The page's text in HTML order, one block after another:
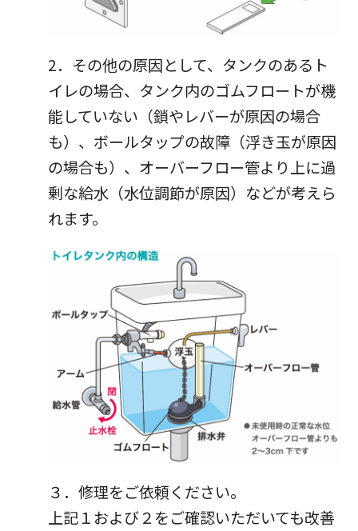
2．その他の原因として、タンクのあるト
イレの場合、タンク内のゴムフロートが機
能していない（鎖やレバーが原因の場合
も）、ボールタップの故障（浮き玉が原因
の場合も）、オーバーフロー管より上に過
剰な給水（水位調節が原因）などが考えら
れます。
３．修理をご依頼ください。
上記１および２をご確認いただいても改善